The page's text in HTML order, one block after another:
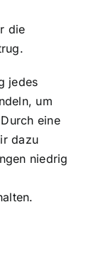
die
jedes
um
eine
dazu
niedrig